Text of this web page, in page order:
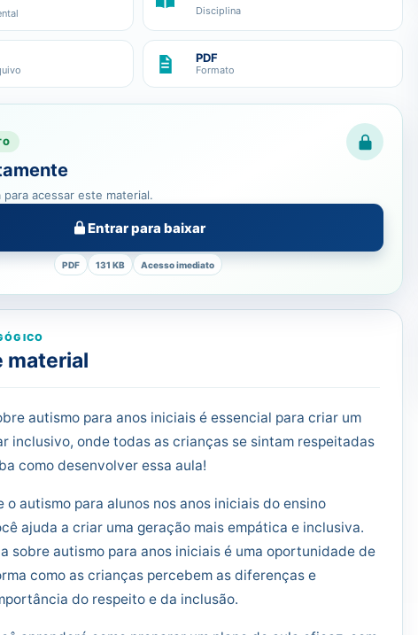
Disciplina
PDF
Formato
acessar este material.
Entrar para baixar
PDF 131 KB Acesso imediato
material
autismo para anos iniciais é essencial para criar um
inclusivo, onde todas as crianças se sintam respeitadas
como desenvolver essa aula!
o autismo para alunos nos anos iniciais do ensino
ajuda a criar uma geração mais empática e inclusiva.
sobre autismo para anos iniciais é uma oportunidade de
como as crianças percebem as diferenças e
do respeito e da inclusão.